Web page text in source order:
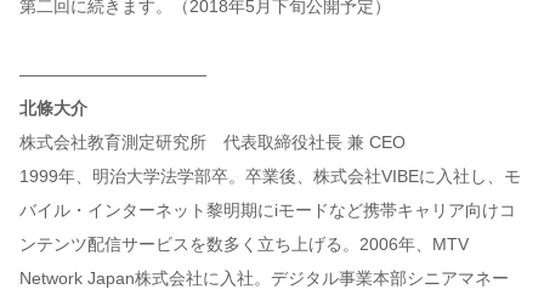
第二回に続きます。（2018年5月下旬公開予定）
———————————
北條大介
株式会社教育測定研究所 代表取締役社長 兼 CEO
1999年、明治大学法学部卒。卒業後、株式会社VIBEに入社し、モ
バイル・インターネット黎明期にiモードなど携帯キャリア向けコ
ンテンツ配信サービスを数多く立ち上げる。2006年、MTV
Network Japan株式会社に入社。デジタル事業本部シニアマネー